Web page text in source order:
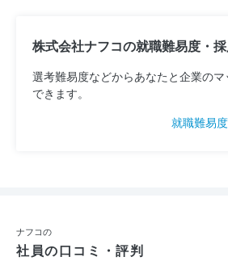
株式会社ナフコの就職難易度・
選考難易度などからあなたと企業の
できます。
就職難易
ナフコの
社員の口コミ・評判